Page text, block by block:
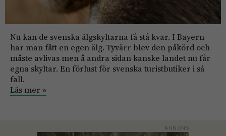
Nu kan de svenska älgskyltarna få stå kvar. I Bayern
har man fått en egen älg. Tyvärr blev den påkörd och
måste avlivas men å andra sidan kanske landet nu får
egna skyltar. En förlust för svenska turistbutiker i så
fall.
Läs mer »